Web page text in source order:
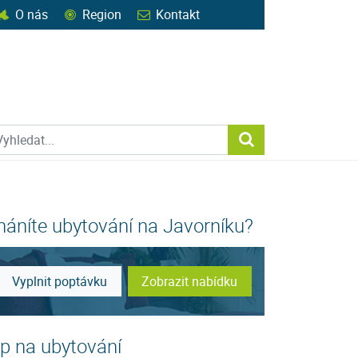
O nás Region Kontakt
web
ubytování na Javorníku?
Vyplnit poptávku Zobrazit nabídku
na ubytování